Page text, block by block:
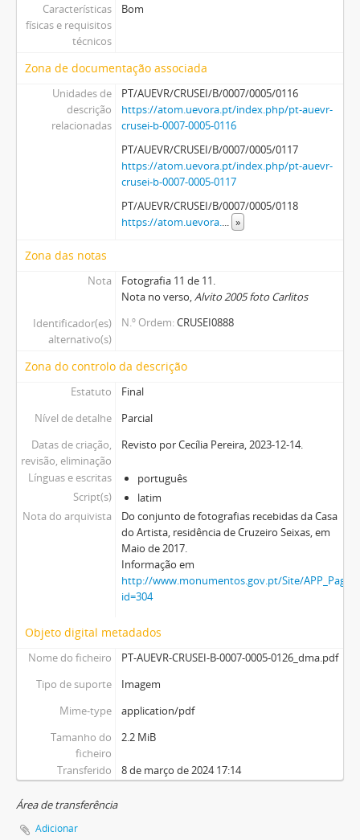
Características
físicas e requisitos
técnicos
Bom
Zona de documentação associada
Unidades de
descrição
relacionadas
PT/AUEVR/CRUSEI/B/0007/0005/0116
https://atom.uevora.pt/index.php/pt-auevr-
crusei-b-0007-0005-0116
PT/AUEVR/CRUSEI/B/0007/0005/0117
https://atom.uevora.pt/index.php/pt-auevr-
crusei-b-0007-0005-0117
PT/AUEVR/CRUSEI/B/0007/0005/0118
https://atom.uevora.... »
Zona das notas
Nota
Fotografia 11 de 11.
Nota no verso,Alvito 2005 foto Carlitos
Identificador(es)
alternativo(s)
N.º Ordem CRUSEI0888
Zona do controlo da descrição
Estatuto
Final
Nível de detalhe
Parcial
Datas de criação,
revisão, eliminação
Revisto por Cecília Pereira, 2023-12-14.
Línguas e escritas
português
Script(s)
latim
Nota do arquivista
Do conjunto de fotografias recebidas da Casa
do Artista, residência de Cruzeiro Seixas, em
Maio de 2017.
Informação em
http://www.monumentos.gov.pt/Site/
id=304
Objeto digital metadados
Nome do ficheiro
PT-AUEVR-CRUSEI-B-0007-0005-0126_dma.pdf
Tipo de suporte
Imagem
Mime-type
application/pdf
Tamanho do
ficheiro
2.2 MiB
Transferido 8 de março de 2024 17:14
Área de transferência
Adicionar